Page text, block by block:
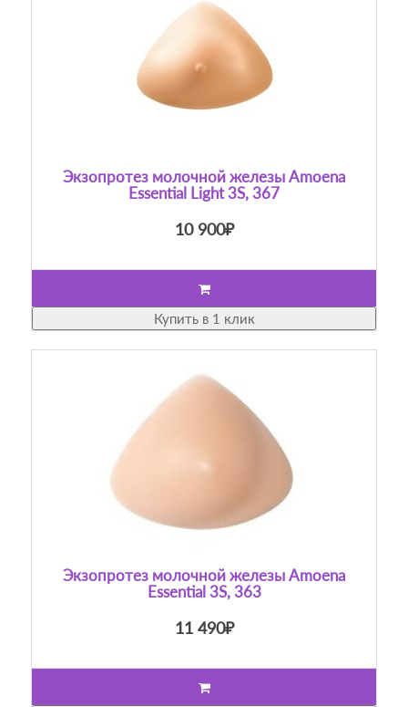
Экзопротез молочной железы Amoena
Essential Light 3S, 367
10 900₽
Купить в 1 клик
Экзопротез молочной железы Amoena
Essential 3S, 363
11 490₽